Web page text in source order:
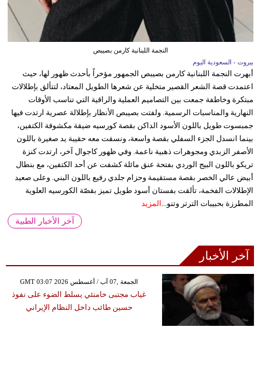
النجمة اللبنانية كارمن بصيبص
بيروت - السعودية اليوم
أبهرت النجمة اللبنانية كارمن بصيبص الجمهور مؤخراً بأحدث ظهور لها، حيث
اعتمدت قصة الشعر القصير متخلية عن شعرها الطويل المعتاد، لتتألق بإطلالات
مبتكرة وخاطفة جمعت بين التصاميم العملية والراقية التي تناسب الأوقات
النهارية والمناسبات الرسمية. ولفتت بصيبص الأنظار بإطلالة عصرية ارتدت فيها
جمبسوت طويل باللون الأسود الداكن بقصة كورسيه ضيقة مكشوفة الكتفين،
بينما انسدل الجزء السفلي بقصة واسعة، ونسقت معه حقيبة يد صغيرة باللون
الأصفر الزبدي ومجوهرات ذهبية ناعمة. وفي ظهور كاجوال آخر، ارتدت كنزة
تريكو باللون البيج الوردي بفتحة عنق مائلة كشفت عن أحد الكتفين، مع بنطال
أبيض عالي الخصر بقصة مستقيمة وحزام جلدي رفيع باللون البني. وعلى صعيد
الإطلالات الفخمة، تألقت بفستان أسود طويل تميز بقصّة الكورسيه العلوية
المطرزة بحبيبات الترتر وتنو... المزيد
آخر الأخبار الطبية
آخر الأخبار
GMT 03:07 2026 الجمعة ,07 آب / أغسطس
غياب مجتبى خامنئي يسلط الضوء على نفوذ
حسين طائب داخل النظام الإيراني